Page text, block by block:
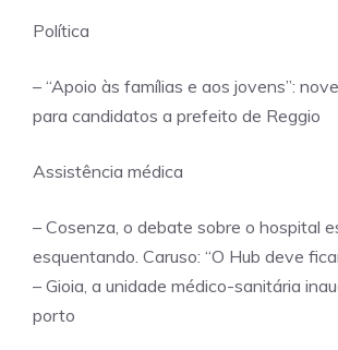
Política
– “Apoio às famílias e aos jovens”:
para candidatos a prefeito de Reggio
Assistência médica
– Cosenza, o debate sobre o hospital
esquentando. Caruso: “O Hub deve
– Gioia, a unidade médico-sanitária
porto